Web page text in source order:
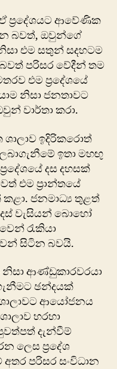
ප්‍රදේශයට ආවේණික
බවත්, ඔවුන්ගේ
එම සතුන් සදහටම
පරිසර වේදීන් තම
එම ප්‍රදේශයේ
නිසා ජනතාවට
වාර්තා කරා.
ඉදිරිකරොත්
ඉතා මහඟු
දස දහසක්
එම ප්‍රාන්තයේ
කළා. ජනමාධ්‍ය තුළත්
වැසියන් බොහෝ
රැකියා
සිටින බවයි.
නිසා ආණ්ඩුකාරවරයා
ඡන්දයක්
ආයෝජනය
හරහා
දැන්වීම්
ලෙස ප්‍රදේශ
පරිසර සංවිධාන